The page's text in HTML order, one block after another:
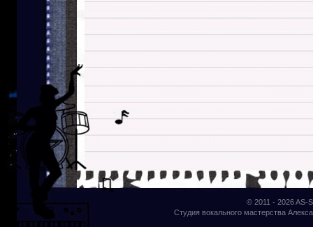
© 2011 - 2026AS-
Студия вокального мастерства